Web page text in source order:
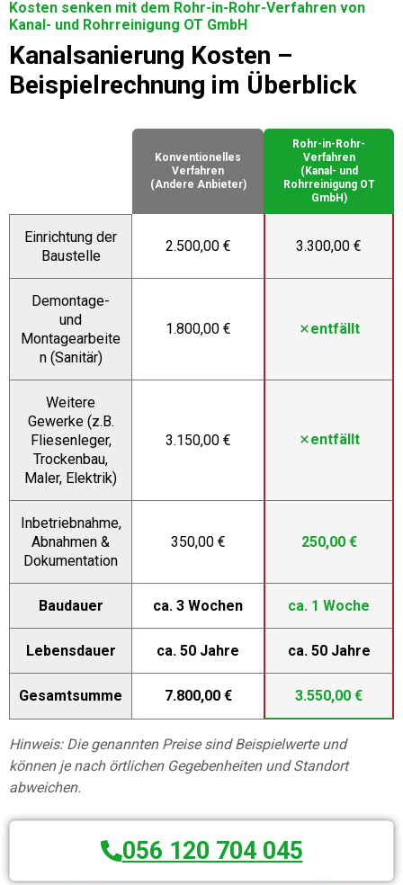
Kosten senken mit dem Rohr-in-Rohr-Verfahren von
Kanal- und Rohrreinigung OT GmbH
Kanalsanierung Kosten –
Beispielrechnung im Überblick
Konventionelles
Verfahren
(Andere Anbieter)
Rohr-in-Rohr-
Verfahren
(Kanal- und
Rohrreinigung OT
GmbH)
Einrichtung der
Baustelle
2.500,00 € 3.300,00 €
Demontage-
und
Montagearbeite
n (Sanitär)
1.800,00 € entfällt
Weitere
Gewerke (z.B.
Fliesenleger,
Trockenbau,
Maler, Elektrik)
3.150,00 € entfällt
Inbetriebnahme,
Abnahmen &
Dokumentation
350,00 € 250,00 €
Baudauer ca. 3 Wochen ca. 1 Woche
Lebensdauer ca. 50 Jahre ca. 50 Jahre
Gesamtsumme 7.800,00 € 3.550,00 €
Hinweis: Die genannten Preise sind Beispielwerte und
können je nach örtlichen Gegebenheiten und Standort
abweichen.
056 120 704 045